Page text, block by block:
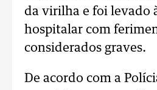
da virilha e foi levado
hospitalar com
considerados graves.
De acordo com a